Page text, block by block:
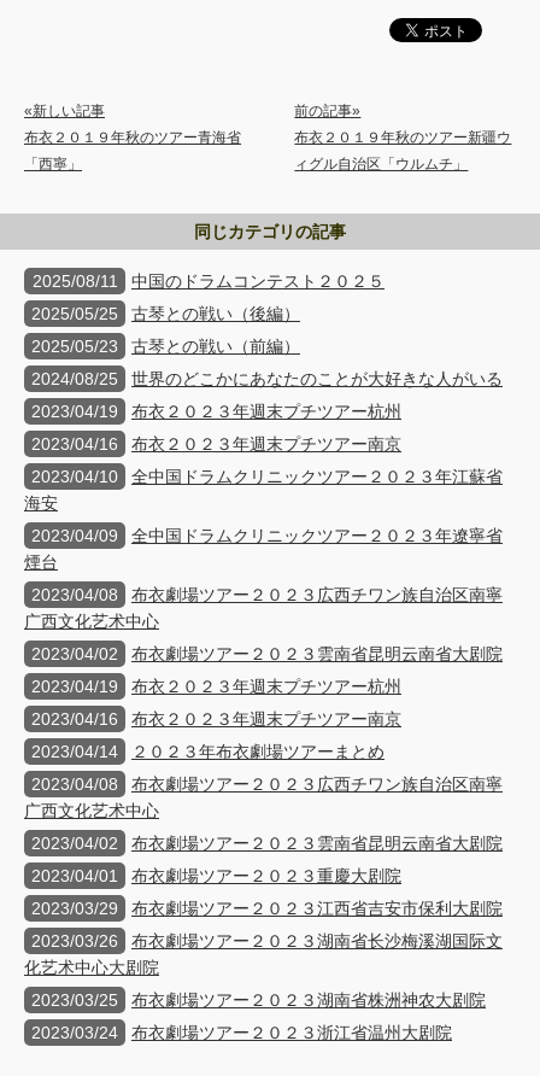
«新しい記事
布衣２０１９年秋のツアー青海省
「西寧」
前の記事»
布衣２０１９年秋のツアー新疆ウ
ィグル自治区「ウルムチ」
同じカテゴリの記事
2025/08/11
中国のドラムコンテスト２０２５
2025/05/25
古琴との戦い（後編）
2025/05/23
古琴との戦い（前編）
2024/08/25
世界のどこかにあなたのことが大好きな人がいる
2023/04/19
布衣２０２３年週末プチツアー杭州
2023/04/16
布衣２０２３年週末プチツアー南京
2023/04/10
全中国ドラムクリニックツアー２０２３年江蘇省
海安
2023/04/09
全中国ドラムクリニックツアー２０２３年遼寧省
煙台
2023/04/08
布衣劇場ツアー２０２３広西チワン族自治区南寧
广西文化艺术中心
2023/04/02
布衣劇場ツアー２０２３雲南省昆明云南省大剧院
2023/04/19
布衣２０２３年週末プチツアー杭州
2023/04/16
布衣２０２３年週末プチツアー南京
2023/04/14
２０２３年布衣劇場ツアーまとめ
2023/04/08
布衣劇場ツアー２０２３広西チワン族自治区南寧
广西文化艺术中心
2023/04/02
布衣劇場ツアー２０２３雲南省昆明云南省大剧院
2023/04/01
布衣劇場ツアー２０２３重慶大剧院
2023/03/29
布衣劇場ツアー２０２３江西省吉安市保利大剧院
2023/03/26
布衣劇場ツアー２０２３湖南省长沙梅溪湖国际文
化艺术中心大剧院
2023/03/25
布衣劇場ツアー２０２３湖南省株洲神农大剧院
2023/03/24
布衣劇場ツアー２０２３浙江省温州大剧院